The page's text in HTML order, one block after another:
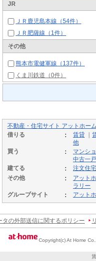
JR
ＪＲ鹿児島本線（54件）
ＪＲ肥薩線（1件）
その他
熊本市電健軍線（137件）
くま川鉄道（0件）
不動産・住宅サイト アットホーム
借りる
賃貸
他
買う
マンシ
中古一
建てる
注文住宅
その他
アット
ラリー
グループサイト
アット
タの外部送信に関するポリシー
Copyright(c) At Home